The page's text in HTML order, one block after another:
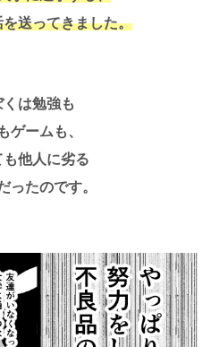
送ってきました。
は勉強も
ゲームも、
他人に劣る
ったのです。